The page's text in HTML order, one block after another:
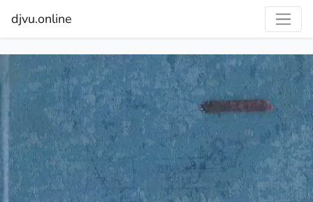
djvu.online